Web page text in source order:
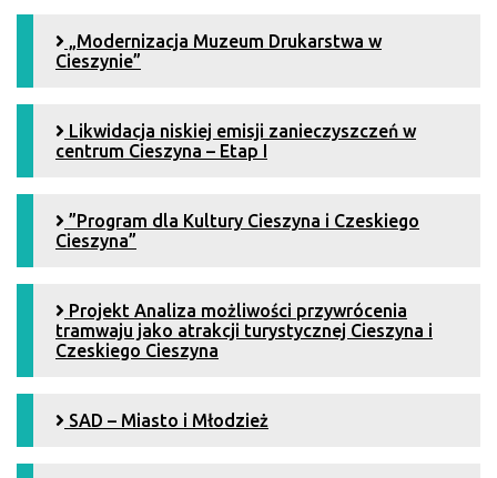
„Modernizacja Muzeum Drukarstwa w
Cieszynie”
Likwidacja niskiej emisji zanieczyszczeń w
centrum Cieszyna – Etap I
”Program dla Kultury Cieszyna i Czeskiego
Cieszyna”
Projekt Analiza możliwości przywrócenia
tramwaju jako atrakcji turystycznej Cieszyna i
Czeskiego Cieszyna
SAD – Miasto i Młodzież